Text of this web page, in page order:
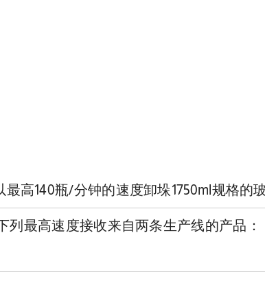
高140瓶/分钟的速度卸垛1750ml规格的
列最高速度接收来自两条生产线的产品：